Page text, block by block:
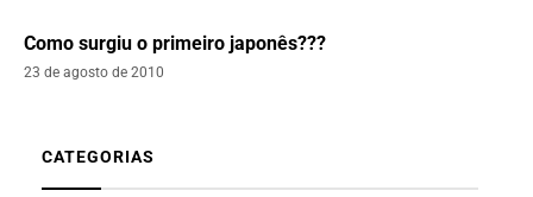
Como surgiu o primeiro japonês???
23 de agosto de 2010
CATEGORIAS